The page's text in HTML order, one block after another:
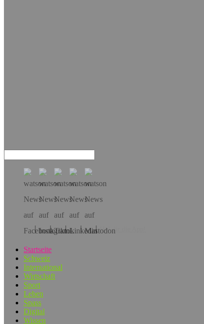
Hol dir die App!
Startseite
Schweiz
International
Wirtschaft
Sport
Leben
Spass
Digital
Wissen